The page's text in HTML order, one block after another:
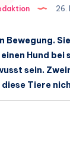
26.
Bewegung.
Hund
sein.
Tiere